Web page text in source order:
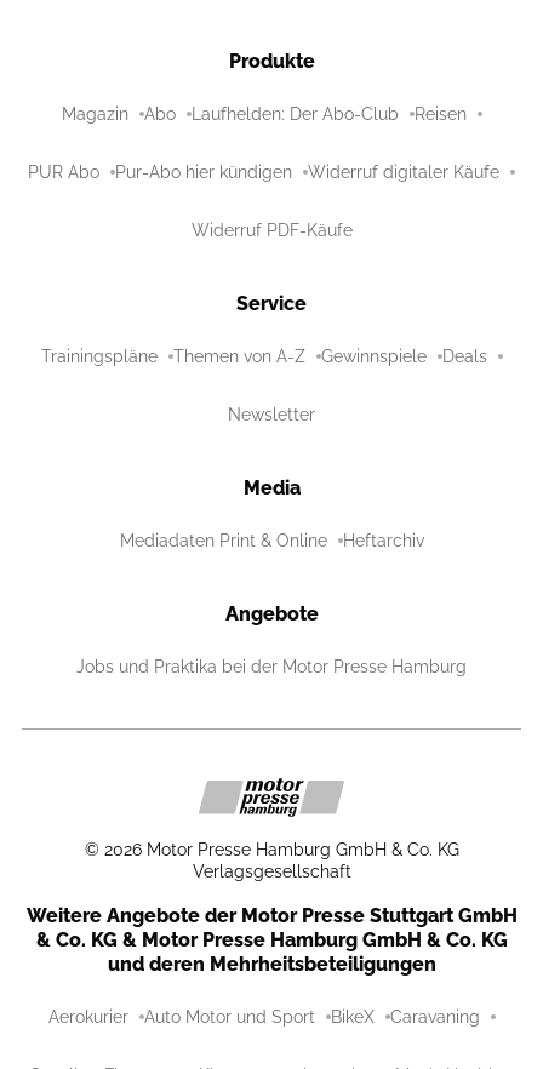
Produkte
Magazin Abo Laufhelden: Der Abo-Club Reisen
PUR Abo Pur-Abo hier kündigen Widerruf digitaler Käufe
Widerruf PDF-Käufe
Service
Trainingspläne Themen von A-Z Gewinnspiele Deals
Newsletter
Media
Mediadaten Print & Online Heftarchiv
Angebote
Jobs und Praktika bei der Motor Presse Hamburg
© 2026 Motor Presse Hamburg GmbH & Co. KG
Verlagsgesellschaft
Weitere Angebote der Motor Presse Stuttgart GmbH
& Co. KG & Motor Presse Hamburg GmbH & Co. KG
und deren Mehrheitsbeteiligungen
Aerokurier Auto Motor und Sport BikeX Caravaning